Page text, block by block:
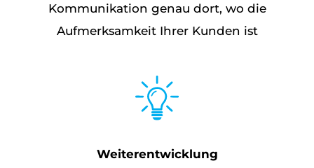
Kommunikation genau dort, wo die
Aufmerksamkeit Ihrer Kunden ist
Weiterentwicklung